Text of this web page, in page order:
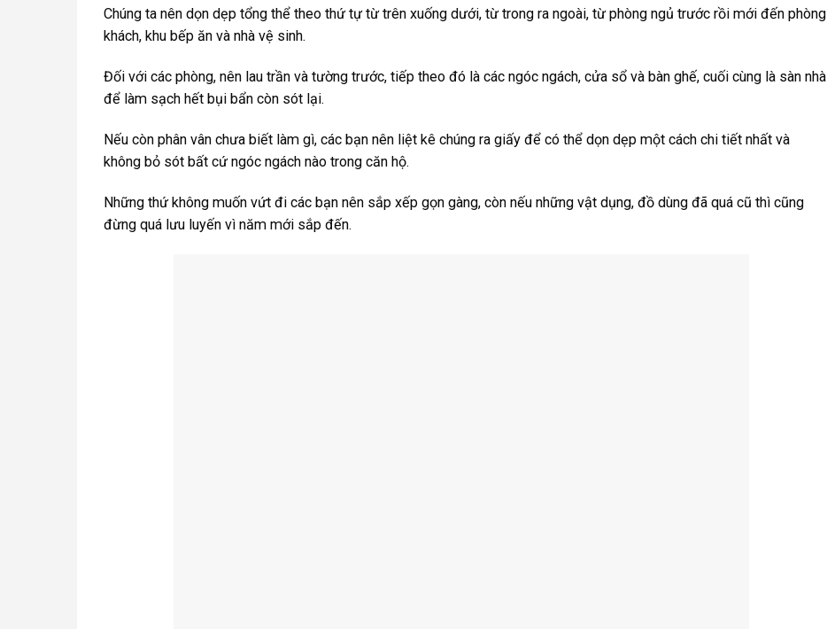
Chúng ta nên dọn dẹp tổng thể theo thứ tự từ trên xuống dưới, từ trong ra ngoài, từ phòng ngủ trước rồi mới đến phòng
khách, khu bếp ăn và nhà vệ sinh.
Đối với các phòng, nên lau trần và tường trước, tiếp theo đó là các ngóc ngách, cửa sổ và bàn ghế, cuối cùng là sàn nhà
để làm sạch hết bụi bẩn còn sót lại.
Nếu còn phân vân chưa biết làm gì, các bạn nên liệt kê chúng ra giấy để có thể dọn dẹp một cách chi tiết nhất và
không bỏ sót bất cứ ngóc ngách nào trong căn hộ.
Những thứ không muốn vứt đi các bạn nên sắp xếp gọn gàng, còn nếu những vật dụng, đồ dùng đã quá cũ thì cũng
đừng quá lưu luyến vì năm mới sắp đến.